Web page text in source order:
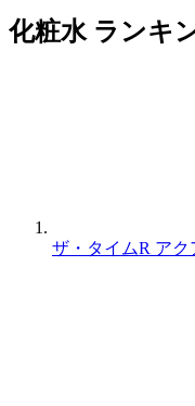
化粧水 ランキ
ザ・タイムR アク